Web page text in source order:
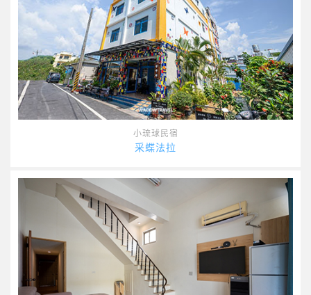
小琉球民宿
采蝶法拉